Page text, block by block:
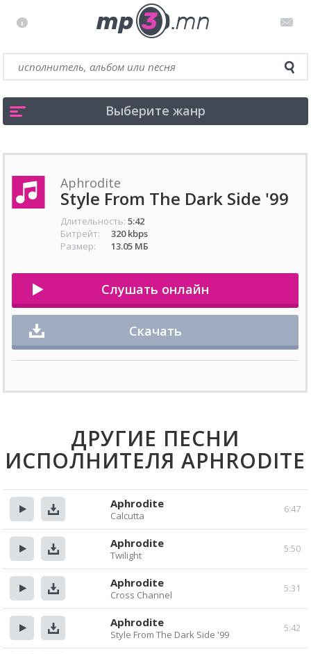
Выберите жанр
Aphrodite
Style From The Dark Side '99
Длительность: 5:42
Битрейт:
320 kbps
Размер:
13.05 МБ
Слушать онлайн
Скачать
ДРУГИЕ ПЕСНИ
ИСПОЛНИТЕЛЯ APHRODITE
Прослушать
Скачать
6:47
Aphrodite
Calcutta
Прослушать
Скачать
5:50
Aphrodite
Twilight
Прослушать
Скачать
5:31
Aphrodite
Cross Channel
Прослушать
Скачать
5:42
Aphrodite
Style From The Dark Side '99